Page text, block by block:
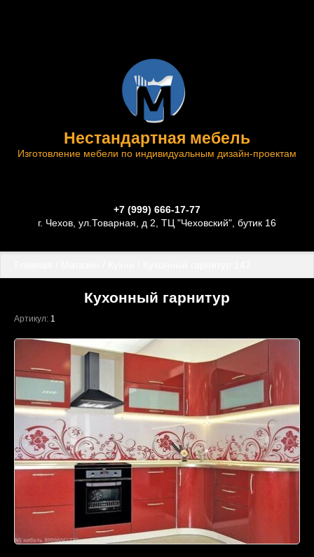
Нестандартная мебель
Изготовление мебели по индивидуальным дизайн-проектам
+7 (999) 666-17-77
г. Чехов, ул.Товарная, д 2, ТЦ "Чеховский", бутик 16
Кухонный гарнитур
Артикул: 1